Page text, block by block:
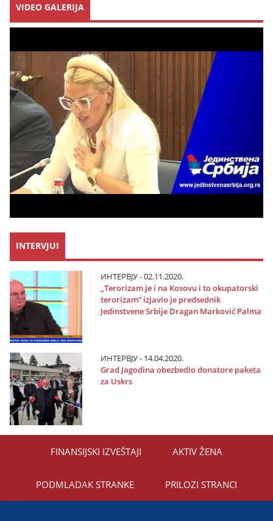
VIDEO GALERIJA
INTERVJUI
ИНТЕРВЈУ - 02.11.2020.
„Terorizam јe i na Kosovu i to okupatorski
terorizam“ izјavio јe predsednik
Јedinstvene Srbiјe Dragan Marković Palma
ИНТЕРВЈУ - 14.04.2020.
Grad Јagodina obezbedio donatore paketa
za Uskrs
FINANSIЈSKI IZVEŠTAЈI AKTIV ŽENA
PODMLADAK STRANKE PRILOZI STRANCI